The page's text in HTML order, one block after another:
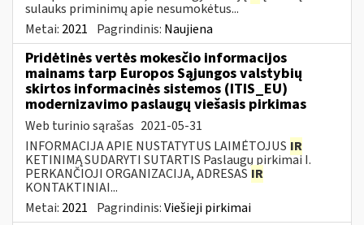
sulauks priminimų apie nesumokėtus...
Metai: 2021 Pagrindinis: Naujiena
Pridėtinės vertės mokesčio informacijos
mainams tarp Europos Sąjungos valstybių
skirtos informacinės sistemos (ITIS_EU)
modernizavimo paslaugų viešasis pirkimas
Web turinio sąrašas 2021-05-31
INFORMACIJA APIE NUSTATYTUS LAIMĖTOJUS IR
KETINIMĄ SUDARYTI SUTARTIS Paslaugų pirkimai I.
PERKANČIOJI ORGANIZACIJA, ADRESAS IR
KONTAKTINIAI...
Metai: 2021 Pagrindinis:Viešieji pirkimai